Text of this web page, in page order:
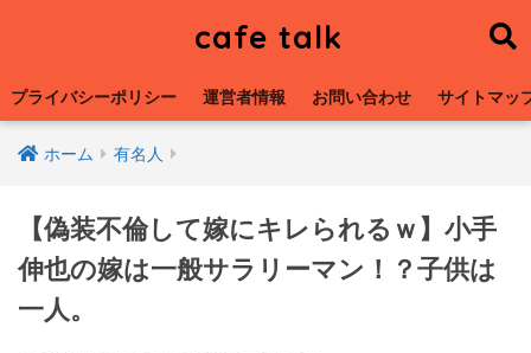
cafe talk
プライバシーポリシー 運営者情報 お問い合わせ サイトマッ
ホーム 有名人
【偽装不倫して嫁にキレられるｗ】小手
伸也の嫁は一般サラリーマン！？子供は
一人。